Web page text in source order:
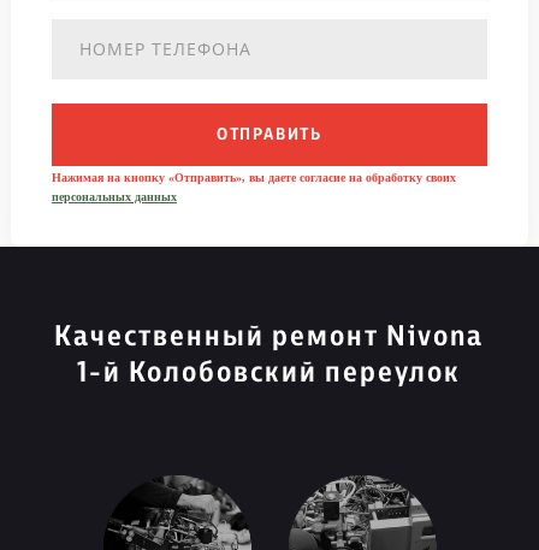
ОТПРАВИТЬ
Нажимая на кнопку «Отправить», вы даете согласие на обработку своих
персональных данных
Качественный ремонт Nivona
1-й Колобовский переулок